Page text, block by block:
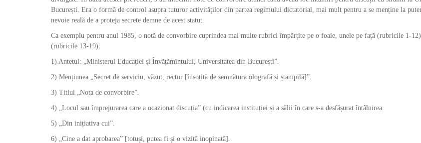
București. Era o formă de control asupra tuturor activităților din partea regimului dictatorial, mai mult pentru a se menține la
nevoie reală de a proteja secrete demne de acest statut.
Ca exemplu pentru anul 1985, o notă de convorbire cuprindea mai multe rubrici împărțite pe o foaie, unele pe față (rubricile 1-
(rubricile 13-19):
1) Antetul: „Ministerul Educației și Învățămîntului, Universitatea din București”.
2) Mențiunea „Secret de serviciu, văzut, rector [însoțită de semnătura olografă și ștampilă]”.
3) Titlul „Nota de convorbire”.
4) „Locul sau împrejurarea care a ocazionat discuția” (cu indicarea instituției și a sălii în care s-a desfășurat întâlnirea.
5) „Din inițiativa cui”.
6) „Cine a dat aprobarea” [totuși, putea fi și o vizită inopinată].